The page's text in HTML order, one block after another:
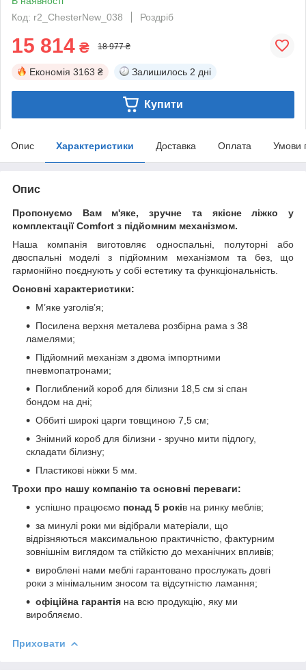
Код: r2_ChesterNew_038
Роздріб
15 814 ₴ 18 977 ₴
Економія 3163 ₴ Залишилось 2 дні
Купити
Опис Характеристики Доставка Оплата Умови
Опис
Пропонуємо Вам м'яке, зручне та якiсне ліжко у
комплектації Comfort з підйомним механізмом.
Наша компанія виготовляє односпальні, полуторні або
двоспальні моделі з підйомним механізмом та без, що
гармонійно поєднують у собі естетику та функціональність.
Основні характеристики:
М’яке узголів’я;
Посилена верхня металева розбірна рама з 38
ламелями;
Підйомний механізм з двома імпортними
пневмопатронами;
Поглиблений короб для білизни 18,5 см зі спан
бондом на дні;
Оббиті широкі царги товщиною 7,5 см;
Знімний короб для білизни - зручно мити підлогу,
складати білизну;
Пластикові ніжки 5 мм.
Трохи про нашу компанію та основні переваги:
успішно працюємо понад 5 років на ринку меблів;
за минулі роки ми відібрали матеріали, що
відрізняються максимальною практичністю, фактурним
зовнішнім виглядом та стійкістю до механічних впливів;
вироблені нами меблі гарантовано прослужать довгі
роки з мінімальним зносом та відсутністю ламання;
офіційна гарантія на всю продукцію, яку ми
виробляємо.
Приховати